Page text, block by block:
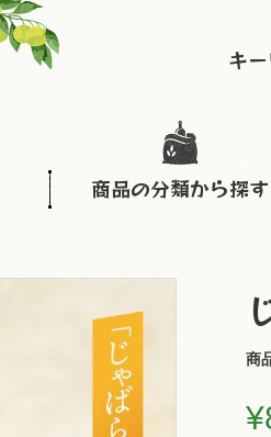
キ
商品の分類から探す
商
¥